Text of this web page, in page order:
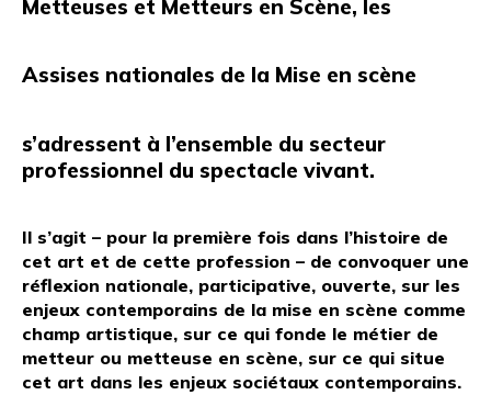
Metteuses et Metteurs en Scène, les
Assises nationales de la Mise en scène
s’adressent à l’ensemble du secteur
professionnel du spectacle vivant.
Il s’agit – pour la première fois dans l’histoire de
cet art et de cette profession – de convoquer une
réflexion nationale, participative, ouverte, sur les
enjeux contemporains de la mise en scène comme
champ artistique, sur ce qui fonde le métier de
metteur ou metteuse en scène, sur ce qui situe
cet art dans les enjeux sociétaux contemporains.